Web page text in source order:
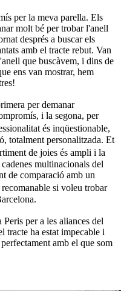
per la meva parella. Els
molt bé per trobar l'anell
després a buscar els
amb el tracte rebut. Van
que buscàvem, i dins de
ens van mostrar, hem
per demanar
i la segona, per
és inqüestionable,
totalment personalitzada. Et
de joies és ampli i la
multinacionals del
de comparació amb un
si voleu trobar
per a les aliances del
tracte ha estat impecable i
amb el que som